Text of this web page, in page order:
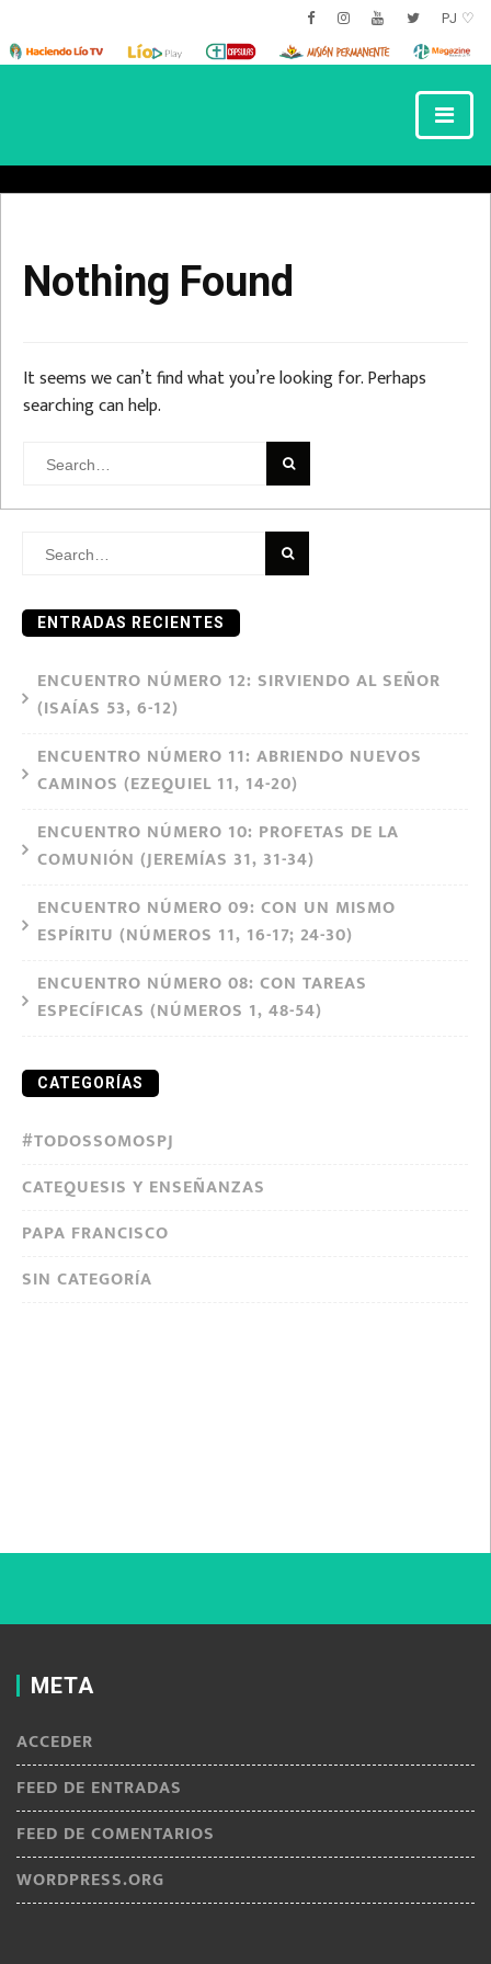
PJ ♡
Nothing Found
It seems we can’t find what you’re looking for. Perhaps
searching can help.
Search
for:
Search
ENTRADAS RECIENTES
ENCUENTRO NÚMERO 12: SIRVIENDO AL SEÑOR
(ISAÍAS 53, 6-12)
ENCUENTRO NÚMERO 11: ABRIENDO NUEVOS
CAMINOS (EZEQUIEL 11, 14-20)
ENCUENTRO NÚMERO 10: PROFETAS DE LA
COMUNIÓN (JEREMÍAS 31, 31-34)
ENCUENTRO NÚMERO 09: CON UN MISMO
ESPÍRITU (NÚMEROS 11, 16-17; 24-30)
ENCUENTRO NÚMERO 08: CON TAREAS
ESPECÍFICAS (NÚMEROS 1, 48-54)
CATEGORÍAS
#TODOSSOMOSPJ
CATEQUESIS Y ENSEÑANZAS
PAPA FRANCISCO
SIN CATEGORÍA
META
ACCEDER
FEED DE ENTRADAS
FEED DE COMENTARIOS
WORDPRESS.ORG